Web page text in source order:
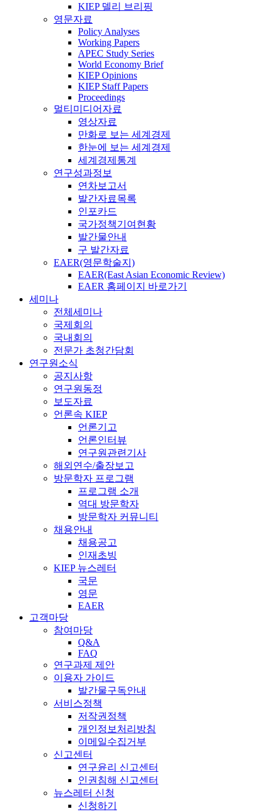
KIEP 델리 브리핑
영문자료
Policy Analyses
Working Papers
APEC Study Series
World Economy Brief
KIEP Opinions
KIEP Staff Papers
Proceedings
멀티미디어자료
영상자료
만화로 보는 세계경제
한눈에 보는 세계경제
세계경제통계
연구성과정보
연차보고서
발간자료목록
인포카드
국가정책기여현황
발간물안내
구 발간자료
EAER(영문학술지)
EAER(East Asian Economic Review)
EAER 홈페이지 바로가기
세미나
전체세미나
국제회의
국내회의
전문가 초청간담회
연구원소식
공지사항
연구원동정
보도자료
언론속 KIEP
언론기고
언론인터뷰
연구원관련기사
해외연수/출장보고
방문학자 프로그램
프로그램 소개
역대 방문학자
방문학자 커뮤니티
채용안내
채용공고
인재초빙
KIEP 뉴스레터
국문
영문
EAER
고객마당
참여마당
Q&A
FAQ
연구과제 제안
이용자 가이드
발간물구독안내
서비스정책
저작권정책
개인정보처리방침
이메일수집거부
신고센터
연구윤리 신고센터
인권침해 신고센터
뉴스레터 신청
신청하기